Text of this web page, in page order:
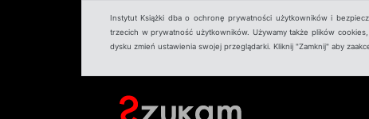
Instytut Książki dba o ochronę prywatności użytkowników i
trzecich w prywatność użytkowników. Używamy także plików
dysku zmień ustawienia swojej przeglądarki. Kliknij "Zamknij" aby